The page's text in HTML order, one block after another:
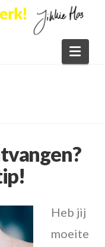
Heb jij
moeite